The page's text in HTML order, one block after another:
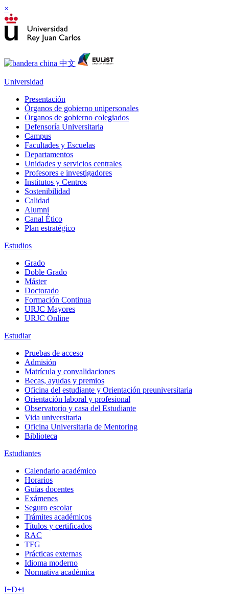
×
Universidad
Presentación
Órganos de gobierno unipersonales
Órganos de gobierno colegiados
Defensoría Universitaria
Campus
Facultades y Escuelas
Departamentos
Unidades y servicios centrales
Profesores e investigadores
Institutos y Centros
Sostenibilidad
Calidad
Alumni
Canal Ético
Plan estratégico
Estudios
Grado
Doble Grado
Máster
Doctorado
Formación Continua
URJC Mayores
URJC Online
Estudiar
Pruebas de acceso
Admisión
Matrícula y convalidaciones
Becas, ayudas y premios
Oficina del estudiante y Orientación preuniversitaria
Orientación laboral y profesional
Observatorio y casa del Estudiante
Vida universitaria
Oficina Universitaria de Mentoring
Biblioteca
Estudiantes
Calendario académico
Horarios
Guías docentes
Exámenes
Seguro escolar
Trámites académicos
Títulos y certificados
RAC
TFG
Prácticas externas
Idioma moderno
Normativa académica
I+D+i